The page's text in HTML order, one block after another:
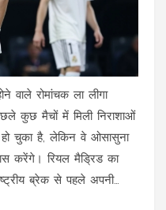
वाले रोमांचक ला लीगा
कुछ मैचों में मिली निराशाओं
चुका है, लेकिन वे ओसासुना
करेंगे। रियल मैड्रिड का
ब्रेक से पहले अपनी